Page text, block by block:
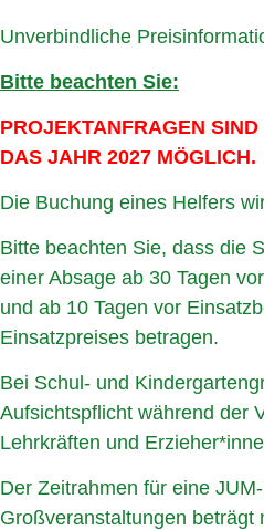
Unverbindliche
Bitte beachten Sie:
PROJEKTANFRAGEN
DAS JAHR 2027 MÖGLICH.
Die Buchung eines Helfers
Bitte beachten Sie, dass die
einer Absage ab 30 Tagen
und ab 10 Tagen vor
Einsatzpreises betragen.
Bei Schul- und
Aufsichtspflicht während der
Lehrkräften und
Der Zeitrahmen für eine
Großveranstaltungen beträgt